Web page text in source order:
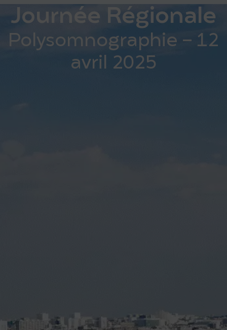
Journée Régionale
Polysomnographie - 12
avril 2025​